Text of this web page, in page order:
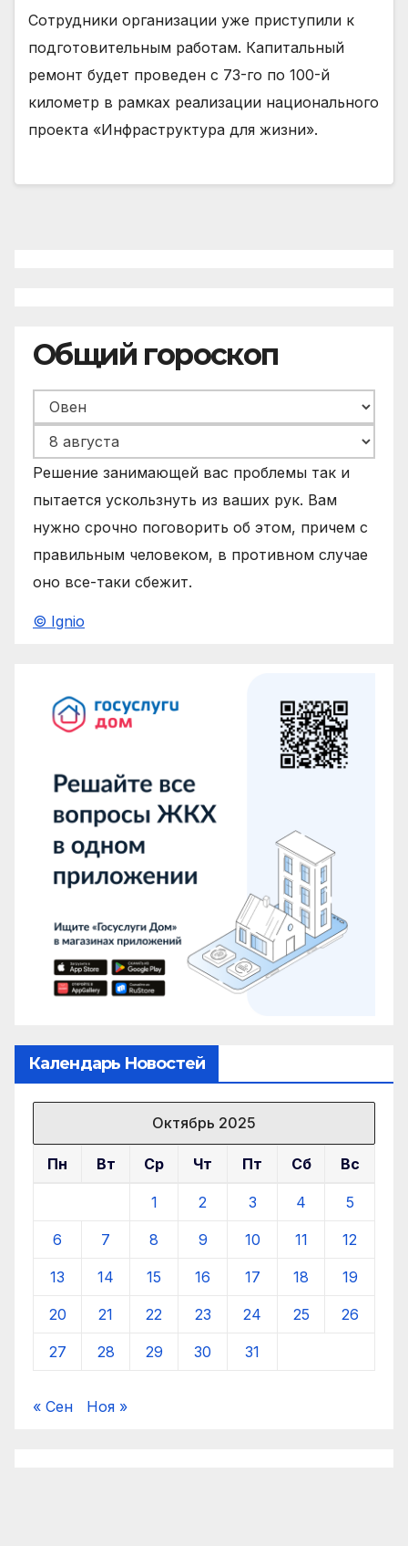
Сотрудники организации уже приступили к
подготовительным работам. Капитальный
ремонт будет проведен с 73-го по 100-й
километр в рамках реализации национального
проекта «Инфраструктура для жизни».
Общий гороскоп
Решение занимающей вас проблемы так и
пытается ускользнуть из ваших рук. Вам
нужно срочно поговорить об этом, причем с
правильным человеком, в противном случае
оно все-таки сбежит.
© Ignio
Календарь Новостей
Октябрь 2025
Пн Вт Ср Чт Пт Сб Вс
1 2 3 4 5
6 7 8 9 10 11 12
13 14 15 16 17 18 19
20 21 22 23 24 25 26
27 28 29 30 31
« Сен Ноя »